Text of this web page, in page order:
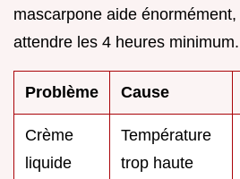
mascarpone aide
attendre les 4 heures minimum.
Problème Cause
Crème
liquide
Température
trop haute